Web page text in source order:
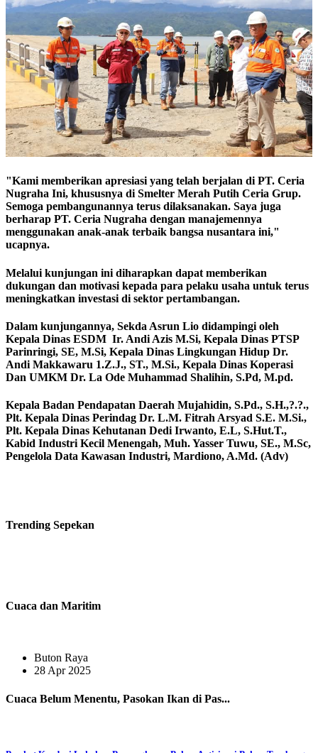
"Kami memberikan apresiasi yang telah berjalan di PT. Ceria
Nugraha Ini, khususnya di Smelter Merah Putih Ceria Grup.
Semoga pembangunannya terus dilaksanakan. Saya juga
berharap PT. Ceria Nugraha dengan manajemennya
menggunakan anak-anak terbaik bangsa nusantara ini,"
ucapnya.
Melalui kunjungan ini diharapkan dapat memberikan
dukungan dan motivasi kepada para pelaku usaha untuk terus
meningkatkan investasi di sektor pertambangan.
Dalam kunjungannya, Sekda Asrun Lio didampingi oleh
Kepala Dinas ESDM Ir. Andi Azis M.Si, Kepala Dinas PTSP
Parinringi, SE, M.Si, Kepala Dinas Lingkungan Hidup Dr.
Andi Makkawaru 1.Z.J., ST., M.Si., Kepala Dinas Koperasi
Dan UMKM Dr. La Ode Muhammad Shalihin, S.Pd, M.pd.
Kepala Badan Pendapatan Daerah Mujahidin, S.Pd., S.H.,?.?.,
Plt. Kepala Dinas Perindag Dr. L.M. Fitrah Arsyad S.E. M.Si.,
Plt. Kepala Dinas Kehutanan Dedi Irwanto, E.L, S.Hut.T.,
Kabid Industri Kecil Menengah, Muh. Yasser Tuwu, SE., M.Sc,
Pengelola Data Kawasan Industri, Mardiono, A.Md. (Adv)
Trending Sepekan
Cuaca dan Maritim
Buton Raya
28 Apr 2025
Cuaca Belum Menentu, Pasokan Ikan di Pas...